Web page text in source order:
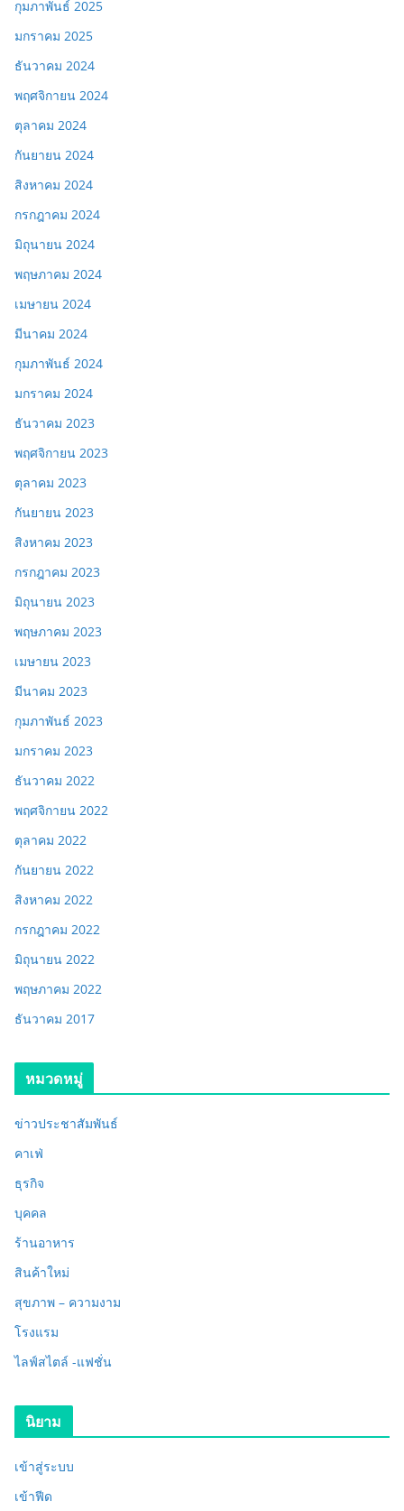
กุมภาพันธ์ 2025
มกราคม 2025
ธันวาคม 2024
พฤศจิกายน 2024
ตุลาคม 2024
กันยายน 2024
สิงหาคม 2024
กรกฎาคม 2024
มิถุนายน 2024
พฤษภาคม 2024
เมษายน 2024
มีนาคม 2024
กุมภาพันธ์ 2024
มกราคม 2024
ธันวาคม 2023
พฤศจิกายน 2023
ตุลาคม 2023
กันยายน 2023
สิงหาคม 2023
กรกฎาคม 2023
มิถุนายน 2023
พฤษภาคม 2023
เมษายน 2023
มีนาคม 2023
กุมภาพันธ์ 2023
มกราคม 2023
ธันวาคม 2022
พฤศจิกายน 2022
ตุลาคม 2022
กันยายน 2022
สิงหาคม 2022
กรกฎาคม 2022
มิถุนายน 2022
พฤษภาคม 2022
ธันวาคม 2017
หมวดหมู่
ข่าวประชาสัมพันธ์
คาเฟ่
ธุรกิจ
บุคคล
ร้านอาหาร
สินค้าใหม่
สุขภาพ – ความงาม
โรงแรม
ไลฟ์สไตล์ -แฟชั่น
นิยาม
เข้าสู่ระบบ
เข้าฟีด